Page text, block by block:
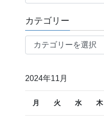
事
月
カテゴリー
テ
リ
2024年11月
月 火 水 木